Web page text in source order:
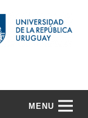
MENU